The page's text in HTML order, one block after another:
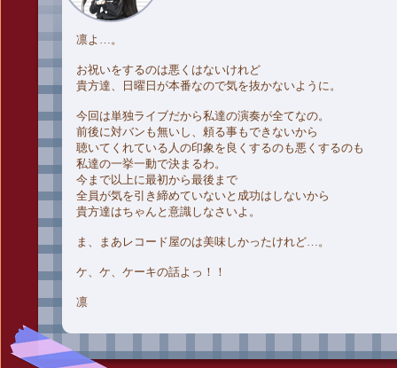
凛よ…。
お祝いをするのは悪くはないけれど
貴方達、日曜日が本番なので気を抜かないように。
今回は単独ライブだから私達の演奏が全てなの。
前後に対バンも無いし、頼る事もできないから
聴いてくれている人の印象を良くするのも悪くするのも
私達の一挙一動で決まるわ。
今まで以上に最初から最後まで
全員が気を引き締めていないと成功はしないから
貴方達はちゃんと意識しなさいよ。
ま、まあレコード屋のは美味しかったけれど…。
ケ、ケ、ケーキの話よっ！！
凛